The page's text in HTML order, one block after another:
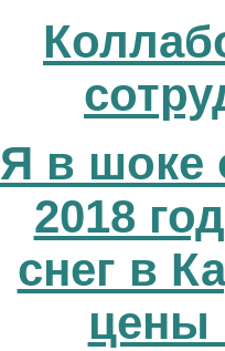
Я в шоке
2018
снег в
цены